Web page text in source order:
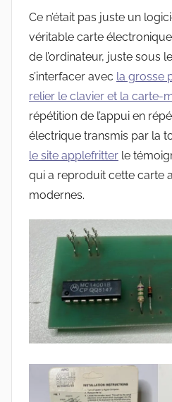
Ce n’était pas juste un
véritable carte électronique
de l’ordinateur, juste sous
s’interfacer avec la grosse
relier le clavier et la carte-
répétition de l’appui en
électrique transmis par la
le site applefritter le
qui a reproduit cette carte
modernes.